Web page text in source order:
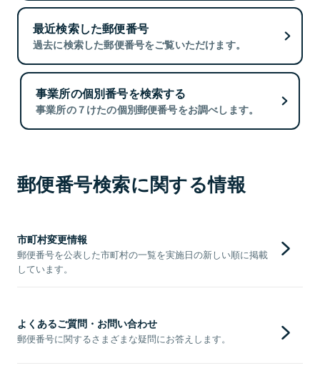
最近検索した郵便番号
過去に検索した郵便番号をご覧いただけます。
事業所の個別番号を検索する
事業所の７けたの個別郵便番号をお調べします。
郵便番号検索に関する情報
市町村変更情報
郵便番号を公表した市町村の一覧を実施日の新しい順に掲載
しています。
よくあるご質問・お問い合わせ
郵便番号に関するさまざまな疑問にお答えします。